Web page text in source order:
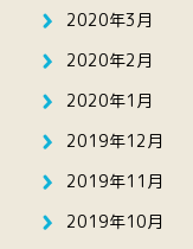
2020年3月
2020年2月
2020年1月
2019年12月
2019年11月
2019年10月